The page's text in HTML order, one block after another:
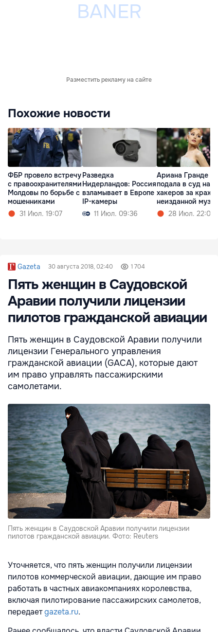
Разместить рекламу на сайте
Похожие новости
ФБР провело встречу
с правоохранителями
Молдовы по борьбе с
мошенниками
31 Июл. 19:07
Разведка
Нидерландов: Россия
взламывает в Европе
IP-камеры
11 Июл. 09:36
Ариана Гранде
подала в суд на
хакеров за кражу
неизданной
28 Июл. 22:02
Gazeta 30 августа 2018, 02:40 1 704
Пять женщин в Саудовской
Аравии получили лицензии
пилотов гражданской авиации
Пять женщин в Саудовской Аравии получили
лицензии Генерального управления
гражданской авиации (GACA), которые дают
им право управлять пассажирскими
самолетами.
Пять женщин в Саудовской Аравии получили лицензии
пилотов гражданской авиации. Фото: Reuters
Уточняется, что пять женщин получили лицензии
пилотов коммерческой авиации, дающие им право
работать в частных авиакомпаниях королевства,
включая пилотирование пассажирских самолетов,
передаетgazeta.ru.